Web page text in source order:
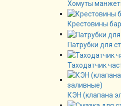
Хомуты
Крестовины
Патрубки для
Таходатчик
КЭН (клапана